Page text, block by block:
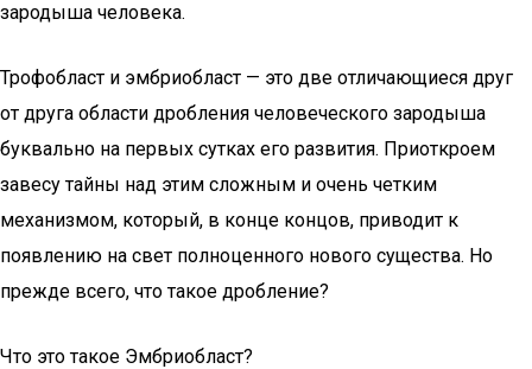
зародыша человека.
Трофобласт и эмбриобласт — это две отличающиеся друг
от друга области дробления человеческого зародыша
буквально на первых сутках его развития. Приоткроем
завесу тайны над этим сложным и очень четким
механизмом, который, в конце концов, приводит к
появлению на свет полноценного нового существа. Но
прежде всего, что такое дробление?
Что это такое Эмбриобласт?